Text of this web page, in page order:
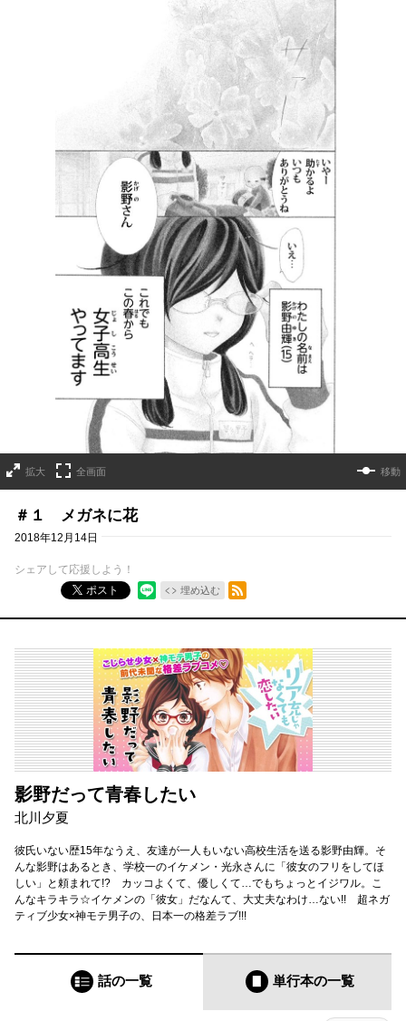
拡大 全画面 移動
＃１ メガネに花
2018年12月14日
シェアして応援しよう！
ポスト
埋め込む
RSSフィード
影野だって青春したい
北川夕夏
彼氏いない歴15年なうえ、友達が一人もいない高校生活を送る影野由輝。そ
んな影野はあるとき、学校一のイケメン・光永さんに「彼女のフリをしてほ
しい」と頼まれて!? カッコよくて、優しくて…でもちょっとイジワル。こ
んなキラキラ☆イケメンの「彼女」だなんて、大丈夫なわけ…ない!! 超ネガ
ティブ少女×神モテ男子の、日本一の格差ラブ!!!
話の一覧 単行本の一覧